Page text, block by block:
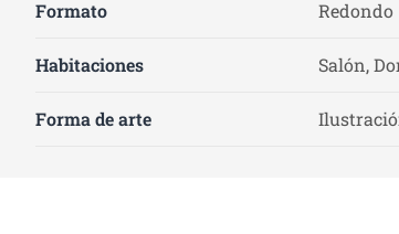
Formato Redondo
Habitaciones Salón,
Forma de arte